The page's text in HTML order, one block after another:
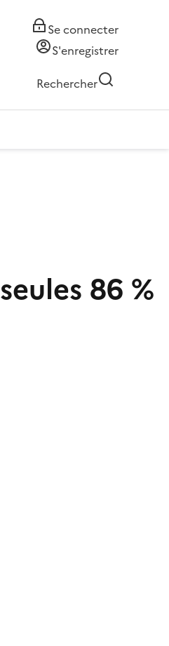
Se connecter
S'enregistrer
Rechercher
86 %